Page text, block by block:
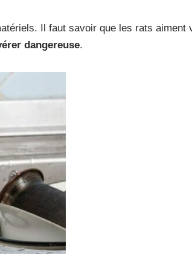
Il faut savoir que les rats aiment
dangereuse.